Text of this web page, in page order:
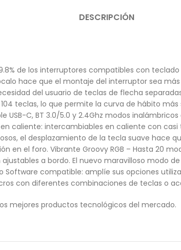
DESCRIPCIÓN
de los interruptores compatibles con
hace que el montaje del interruptor sea
del usuario de teclas de flecha
teclas, lo que permite la curva de hábito
C, BT 3.0/5.0 y 2.4Ghz modos
caliente: intercambiables en caliente con
el desplazamiento de la tecla suave hace
en el foro. Vibrante Groovy RGB – Hasta 20
a bordo. El nuevo maravilloso modo
compatible: amplíe sus opciones
con diferentes combinaciones de teclas o
mejores productos tecnológicos del mercado.